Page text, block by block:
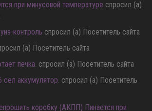
при минусовой температуре спросил (а)
контроль спросил (а) Посетитель сайта
(а) Посетитель сайта
печка. спросил (а) Посетитель сайта
сел аккумулятор. спросил (а) Посетитель
коробку (АКПП) Пинается при